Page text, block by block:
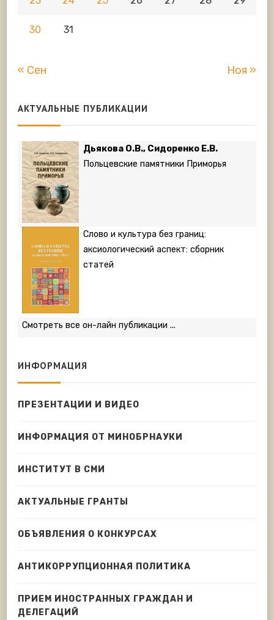
30 31
« Сен Ноя »
АКТУАЛЬНЫЕ ПУБЛИКАЦИИ
Дьякова О.В., Сидоренко Е.В.
Польцевские памятники Приморья
Слово и культура без границ:
аксиологический аспект: сборник
статей
Смотреть все он-лайн публикации ...
ИНФОРМАЦИЯ
ПРЕЗЕНТАЦИИ И ВИДЕО
ИНФОРМАЦИЯ ОТ МИНОБРНАУКИ
ИНСТИТУТ В СМИ
АКТУАЛЬНЫЕ ГРАНТЫ
ОБЪЯВЛЕНИЯ О КОНКУРСАХ
АНТИКОРРУПЦИОННАЯ ПОЛИТИКА
ПРИЕМ ИНОСТРАННЫХ ГРАЖДАН И
ДЕЛЕГАЦИЙ